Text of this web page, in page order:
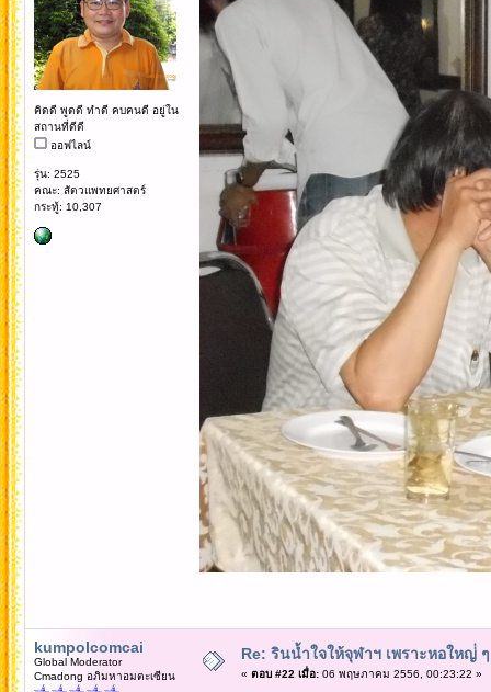
คิดดี พูดดี ทำดี คบคนดี อยู่ใน
สถานที่ดีดี
ออฟไลน์
รุ่น: 2525
คณะ: สัตวแพทยศาสตร์
กระทู้: 10,307
kumpolcomcai
Global Moderator
Cmadong อภิมหาอมตะเซียน
Re: รินน้ำใจให้จุฬาฯ เพราะหอใหญ่่
« ตอบ #22 เมื่อ:06 พฤษภาคม 2556, 00:23:22 »